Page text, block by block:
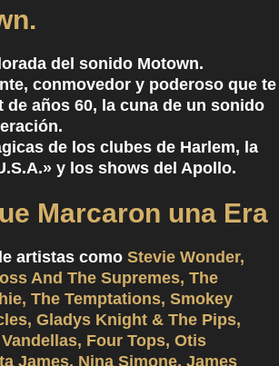
del sonido Motown.
conmovedor y poderoso que te
años 60, la cuna de un sonido
de los clubes de Harlem, la
y los shows del Apollo.
Marcaron una Era
artistas comoStevie Wonder,
And The Supremes, The
The Temptations, Smokey
Gladys Knight & The Pips,
Four Tops, Otis
James, Nina Simone, James